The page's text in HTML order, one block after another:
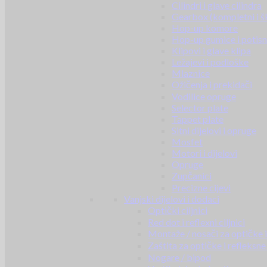
Cilindri i glave cilindra
Gearbox (kompletni i
Hop-up komore
Hop-up gumice i
Klipovi i glave klipa
Ležajevi i podloške
Mlaznice
Ožičenja i prekidači
Vodilice opruge
Selector plate
Tappet plate
Sitni dijelovi i opruge
Mosfet
Motori i dijelovi
Opruge
Zupčanici
Precizne cijevi
Vanjski dijelovi i dodaci
Optički ciljnici
Red dot i reflexni ciljnici
Montaže / nosači za optičke
Zaštita za optičke i
Nogare / bipod